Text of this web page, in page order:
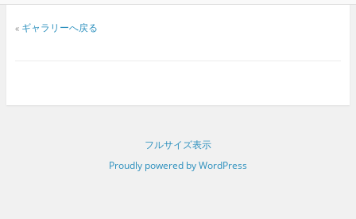
« ギャラリーへ戻る
フルサイズ表示
Proudly powered by WordPress